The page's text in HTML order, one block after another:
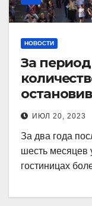
НОВОСТИ
За
ИЮЛ 20, 2023
За два года
шесть месяцев
гостиницах